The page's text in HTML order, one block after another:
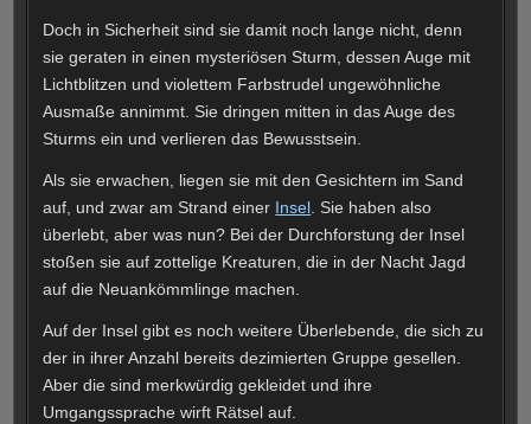
Doch in Sicherheit sind sie damit noch lange nicht, denn
sie geraten in einen mysteriösen Sturm, dessen Auge mit
Lichtblitzen und violettem Farbstrudel ungewöhnliche
Ausmaße annimmt. Sie dringen mitten in das Auge des
Sturms ein und verlieren das Bewusstsein.
Als sie erwachen, liegen sie mit den Gesichtern im Sand
auf, und zwar am Strand einer Insel . Sie haben also
überlebt, aber was nun? Bei der Durchforstung der Insel
stoßen sie auf zottelige Kreaturen, die in der Nacht Jagd
auf die Neuankömmlinge machen.
Auf der Insel gibt es noch weitere Überlebende, die sich zu
der in ihrer Anzahl bereits dezimierten Gruppe gesellen.
Aber die sind merkwürdig gekleidet und ihre
Umgangssprache wirft Rätsel auf.